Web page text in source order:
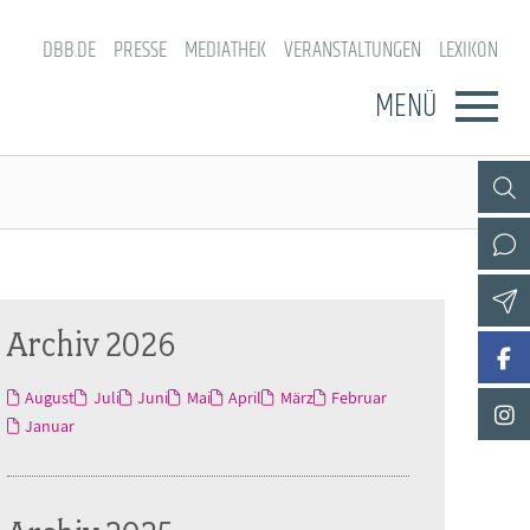
DBB.DE PRESSE MEDIATHEK VERANSTALTUNGEN LEXIKON
MENÜ
Archiv 2026
August Juli Juni Mai April März
Februar
Januar